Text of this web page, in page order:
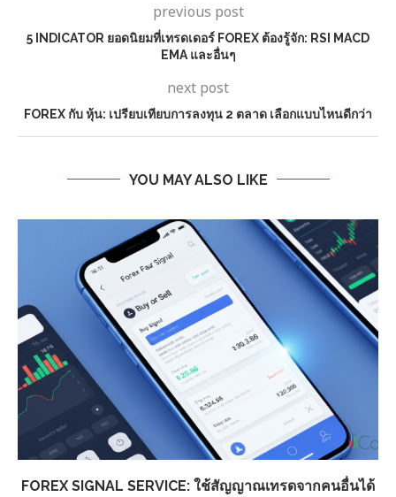
previous post
5 INDICATOR ยอดนิยมที่เทรดเดอร์ FOREX ต้องรู้จัก: RSI MACD
EMA และอื่นๆ
next post
FOREX กับ หุ้น: เปรียบเทียบการลงทุน 2 ตลาด เลือกแบบไหนดีกว่า
YOU MAY ALSO LIKE
FOREX SIGNAL SERVICE: ใช้สัญญาณเทรดจากคนอื่นได้